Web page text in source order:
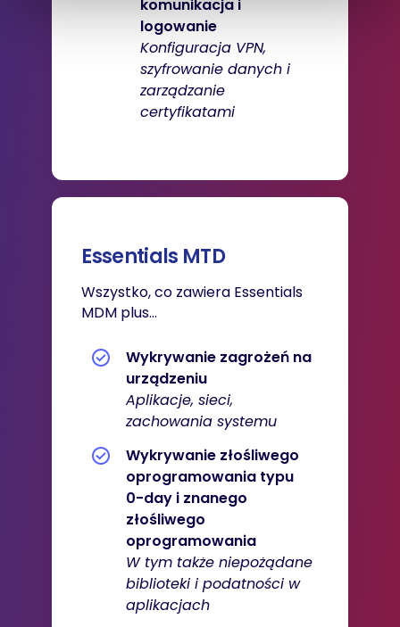
komunikacja i
logowanie
Konfiguracja VPN,
szyfrowanie danych i
zarządzanie
certyfikatami
Essentials MTD
Wszystko, co zawiera Essentials
MDM plus...
Wykrywanie zagrożeń na
urządzeniu
Aplikacje, sieci,
zachowania systemu
Wykrywanie złośliwego
oprogramowania typu
0-day i znanego
złośliwego
oprogramowania
W tym także niepożądane
biblioteki i podatności w
aplikacjach